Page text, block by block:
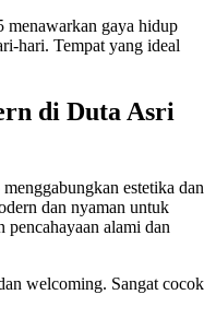
menawarkan gaya hidup
hari. Tempat yang ideal
di Duta Asri
estetika dan
dan nyaman untuk
pencahayaan alami dan
welcoming. Sangat cocok